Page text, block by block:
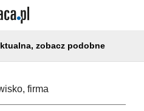
zobacz podobne